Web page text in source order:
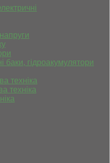
баки, гідроакумулятори
техніка
техніка